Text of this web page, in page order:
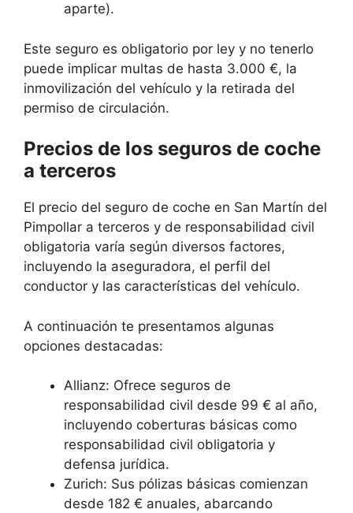
aparte).
Este seguro es obligatorio por ley y no tenerlo
puede implicar multas de hasta 3.000 €, la
inmovilización del vehículo y la retirada del
permiso de circulación.
Precios de los seguros de coche
a terceros
El precio del seguro de coche en San Martín del
Pimpollar a terceros y de responsabilidad civil
obligatoria varía según diversos factores,
incluyendo la aseguradora, el perfil del
conductor y las características del vehículo.
A continuación te presentamos algunas
opciones destacadas:
Allianz: Ofrece seguros de
responsabilidad civil desde 99 € al año,
incluyendo coberturas básicas como
responsabilidad civil obligatoria y
defensa jurídica.
Zurich: Sus pólizas básicas comienzan
desde 182 € anuales, abarcando